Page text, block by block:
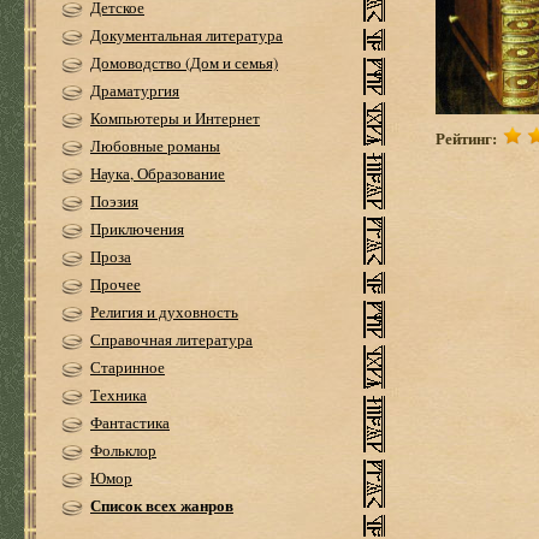
Детское
Документальная литература
Домоводство (Дом и семья)
Драматургия
Компьютеры и Интернет
Любовные романы
Наука, Образование
Поэзия
Приключения
Проза
Прочее
Религия и духовность
Справочная литература
Старинное
Техника
Фантастика
Фольклор
Юмор
Список всех жанров
Рейтинг: